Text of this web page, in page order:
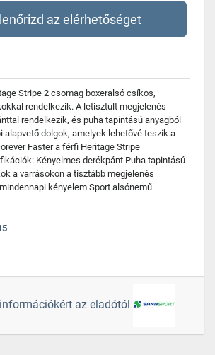
az elérhetőséget
Stripe 2 csomag boxeralsó csíkos,
rendelkezik. A letisztult megjelenés
rendelkezik, és puha tapintású anyagból
alapvető dolgok, amelyek lehetővé teszik a
Faster a férfi Heritage Stripe
Kényelmes derékpánt Puha tapintású
a varrásokon a tisztább megjelenés
kényelem Sport alsónemű
az eladótól